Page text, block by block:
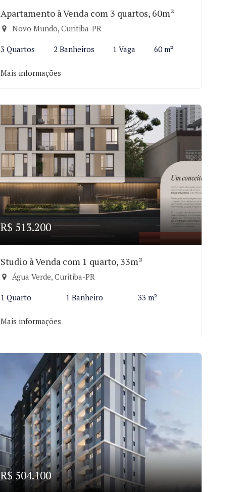
Apartamento à Venda com 3 quartos, 60m²
Novo Mundo, Curitiba-PR
3 Quartos 2 Banheiros 1 Vaga 60 m²
Mais informações
R$ 513.200
Studio à Venda com 1 quarto, 33m²
Água Verde, Curitiba-PR
1 Quarto 1 Banheiro 33 m²
Mais informações
R$ 504.100